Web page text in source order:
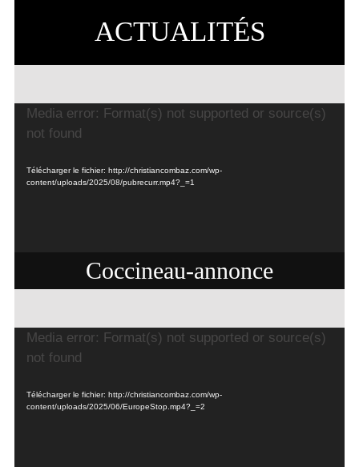
ACTUALITÉS
Lecteur
Media error: Format(s) not supported or source(s)
not found
Télécharger le fichier: http://christiancombaz.com/wp-
content/uploads/2025/08/pubrecurr.mp4?_=1
Coccineau-annonce
Lecteur
Media error: Format(s) not supported or source(s)
not found
Télécharger le fichier: http://christiancombaz.com/wp-
content/uploads/2025/06/EuropeStop.mp4?_=2